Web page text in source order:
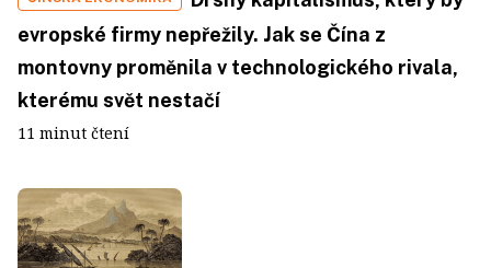
evropské firmy nepřežily. Jak se Čína z
montovny proměnila v technologického rivala,
kterému svět nestačí
11 minut čtení